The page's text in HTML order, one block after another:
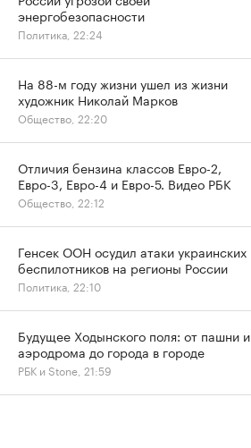
энергобезопасности
Политика, 22:24
На 88-м году жизни ушел из жизни
художник Николай Марков
Общество, 22:20
Отличия бензина классов Евро-2,
Евро-3, Евро-4 и Евро-5. Видео РБК
Общество, 22:12
Генсек ООН осудил атаки украинских
беспилотников на регионы России
Политика, 22:10
Будущее Ходынского поля: от пашни и
аэродрома до города в городе
РБК и Stone, 21:59